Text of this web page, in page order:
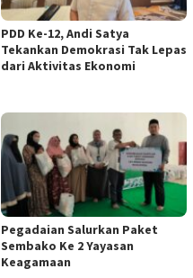
PDD Ke-12, Andi Satya
Tekankan Demokrasi Tak Lepas
dari Aktivitas Ekonomi
Pegadaian Salurkan Paket
Sembako Ke 2 Yayasan
Keagamaan